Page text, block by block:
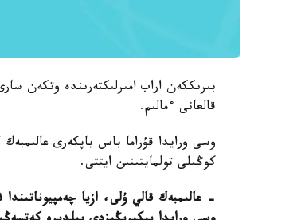
بىرىككەن اراب امىرلىكتەرىندە وتكەن
قالعانى ءمالىم.
كوڭىلى تولمايتىنىن ايتتى.
- عالىمبەك قالي ۇلى، ازيا چەمپيوناتىندا